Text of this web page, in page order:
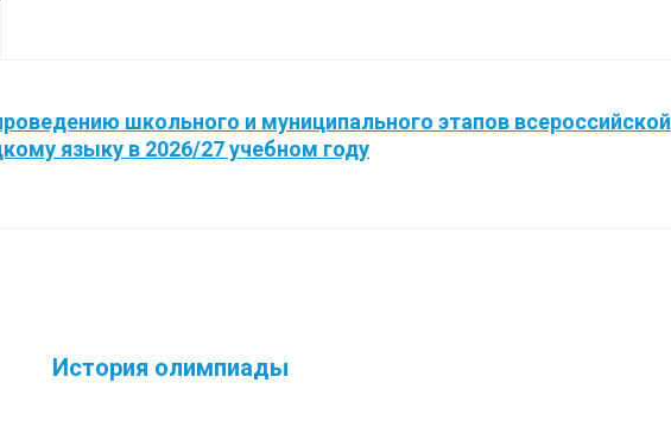
школьного и муниципального этапов всероссийской
языку в 2026/27 учебном году
История олимпиады